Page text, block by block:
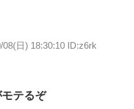
08(日) 18:30:10 ID:z6rk
テるぞ